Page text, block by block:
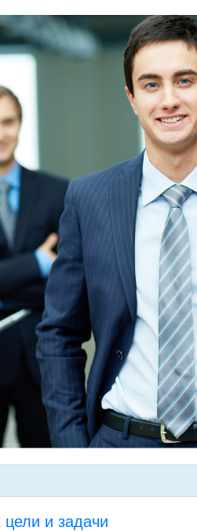
цели и задачи